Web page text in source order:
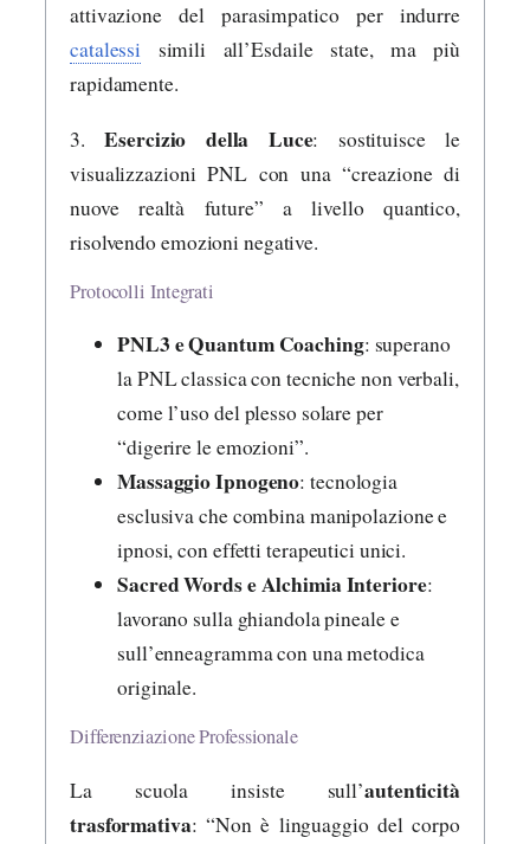
attivazione del parasimpatico per indurre
catalessi simili all’Esdaile state, ma più
rapidamente.
3.Esercizio della Luce: sostituisce le
visualizzazioni PNL con una “creazione di
nuove realtà future” a livello quantico,
risolvendo emozioni negative.
Protocolli Integrati
PNL3 e Quantum Coaching: superano
la PNL classica con tecniche non verbali,
come l’uso del plesso solare per
“digerire le emozioni”.
Massaggio Ipnogeno: tecnologia
esclusiva che combina manipolazione e
ipnosi, con effetti terapeutici unici.
Sacred Words e Alchimia Interiore:
lavorano sulla ghiandola pineale e
sull’enneagramma con una metodica
originale.
Differenziazione Professionale
La scuola insiste sull’autenticità
trasformativa: “Non è linguaggio del corpo